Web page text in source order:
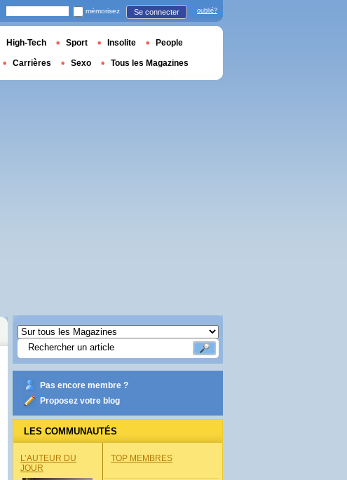
Pas encore membre ?
Proposez votre blog
LES COMMUNAUTÉS
L’AUTEUR DU
JOUR
TOP MEMBRES
mémorisez Se connecter oublié?
High-Tech Sport Insolite People
Carrières Sexo Tous les Magazines